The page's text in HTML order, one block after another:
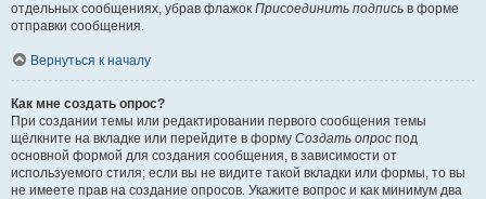
отдельных сообщениях, убрав флажок Присоединить подпись в форме
отправки сообщения.
Вернуться к началу
Как мне создать опрос?
При создании темы или редактировании первого сообщения темы
щёлкните на вкладке или перейдите в форму Создать опрос под
основной формой для создания сообщения, в зависимости от
используемого стиля; если вы не видите такой вкладки или формы, то вы
не имеете прав на создание опросов. Укажите вопрос и как минимум два